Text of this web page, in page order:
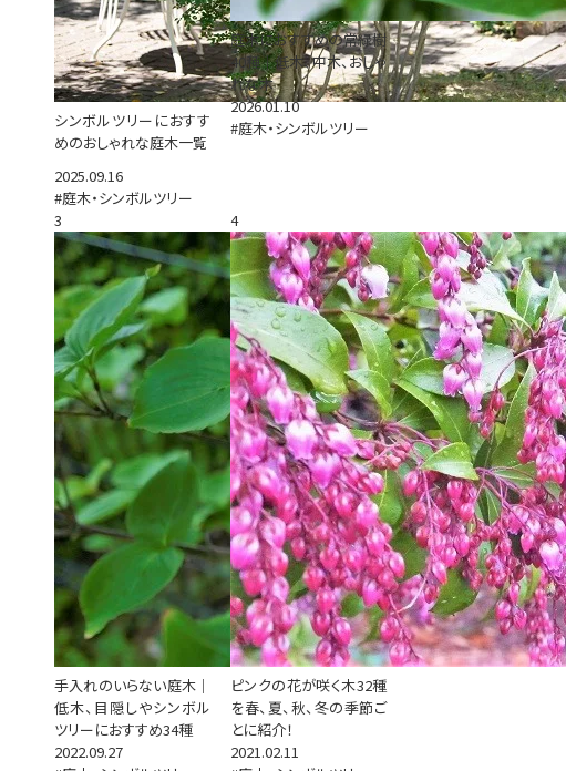
シンボルツリーにおすす
めのおしゃれな庭木一覧
2025.09.16
#庭木・シンボルツリー
庭木におすすめの常緑樹
40種｜低木、中木、おしゃ
れな木
2026.01.10
#庭木・シンボルツリー
3
手入れのいらない庭木｜
低木、目隠しやシンボル
ツリーにおすすめ34種
2022.09.27
4
ピンクの花が咲く木32種
を春、夏、秋、冬の季節ご
とに紹介！
2021.02.11